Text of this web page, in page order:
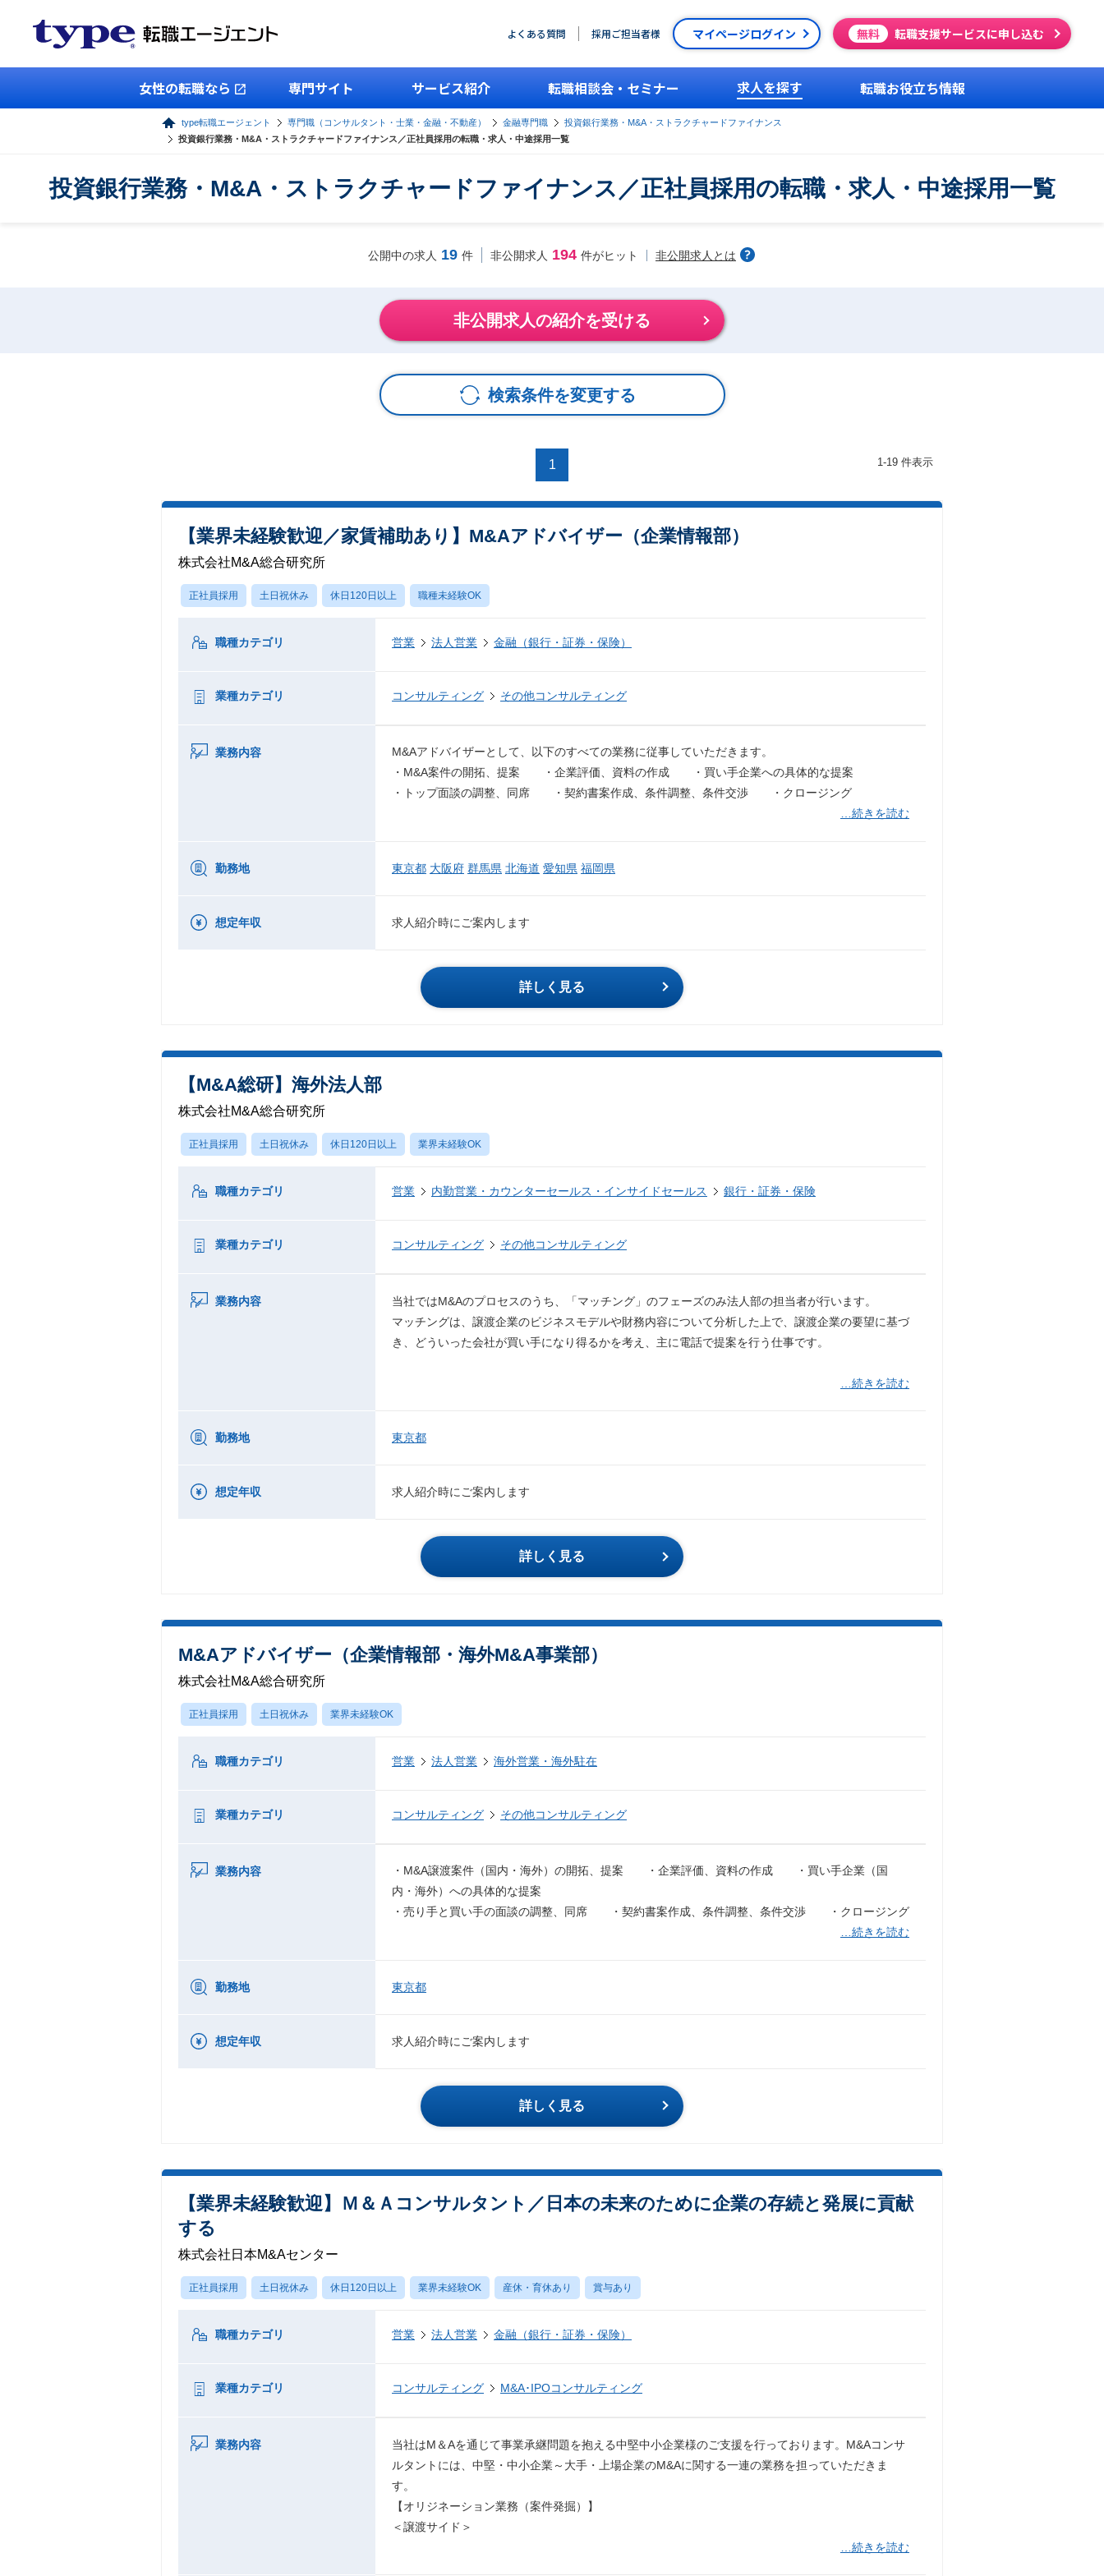
よくある質問 採用ご担当者様 マイページログイン 無料 転職支援サービスに申し込む
女性の転職なら 専門サイト サービス紹介 転職相談会・セミナー 求人を探す 転職お役立ち情報
type転職エージェント 専門職（コンサルタント・士業・金融・不動産） 金融専門職
投資銀行業務・M&A・ストラクチャードファイナンス
投資銀行業務・M&A・ストラクチャードファイナンス／正社員採用の転職・求人・中途採用一覧
投資銀行業務・M&A・ストラクチャードファイナンス／正社員採用の転職・求人・中途採用一覧
公開中の求人 19 件 非公開求人 194 件がヒット 非公開求人とは
非公開求人の紹介を受ける
検索条件を変更する
1 1-19 件表示
【業界未経験歓迎／家賃補助あり】M&Aアドバイザー（企業情報部）
株式会社M&A総合研究所
正社員採用 土日祝休み 休日120日以上 職種未経験OK
職種カテゴリ 営業 法人営業 金融（銀行・証券・保険）
業種カテゴリ コンサルティング その他コンサルティング
業務内容
M&Aアドバイザーとして、以下のすべての業務に従事していただきます。
・M&A案件の開拓、提案 ・企業評価、資料の作成 ・買い手企業への具体的な提案
・トップ面談の調整、同席 ・契約書案作成、条件調整、条件交渉 ・クロージング
…続きを読む
勤務地 東京都 大阪府 群馬県 北海道 愛知県 福岡県
想定年収 求人紹介時にご案内します
詳しく見る
【M&A総研】海外法人部
株式会社M&A総合研究所
正社員採用 土日祝休み 休日120日以上 業界未経験OK
職種カテゴリ 営業 内勤営業・カウンターセールス・インサイドセールス 銀行・証券・保険
業種カテゴリ コンサルティング その他コンサルティング
業務内容
当社ではM&Aのプロセスのうち、「マッチング」のフェーズのみ法人部の担当者が行います。
マッチングは、譲渡企業のビジネスモデルや財務内容について分析した上で、譲渡企業の要望に基づ
き、どういった会社が買い手になり得るかを考え、主に電話で提案を行う仕事です。
…続きを読む
勤務地 東京都
想定年収 求人紹介時にご案内します
詳しく見る
M&Aアドバイザー（企業情報部・海外M&A事業部）
株式会社M&A総合研究所
正社員採用 土日祝休み 業界未経験OK
職種カテゴリ 営業 法人営業 海外営業・海外駐在
業種カテゴリ コンサルティング その他コンサルティング
業務内容
・M&A譲渡案件（国内・海外）の開拓、提案 ・企業評価、資料の作成 ・買い手企業（国
内・海外）への具体的な提案
・売り手と買い手の面談の調整、同席 ・契約書案作成、条件調整、条件交渉 ・クロージング
…続きを読む
勤務地 東京都
想定年収 求人紹介時にご案内します
詳しく見る
【業界未経験歓迎】Ｍ＆Ａコンサルタント／日本の未来のために企業の存続と発展に貢献
する
株式会社日本M&Aセンター
正社員採用 土日祝休み 休日120日以上 業界未経験OK 産休・育休あり 賞与あり
職種カテゴリ 営業 法人営業 金融（銀行・証券・保険）
業種カテゴリ コンサルティング M&A･IPOコンサルティング
業務内容
当社はM＆Aを通じて事業承継問題を抱える中堅中小企業様のご支援を行っております。M&Aコンサ
ルタントには、中堅・中小企業～大手・上場企業のM&Aに関する一連の業務を担っていただきま
す。
【オリジネーション業務（案件発掘）】
＜譲渡サイド＞
…続きを読む